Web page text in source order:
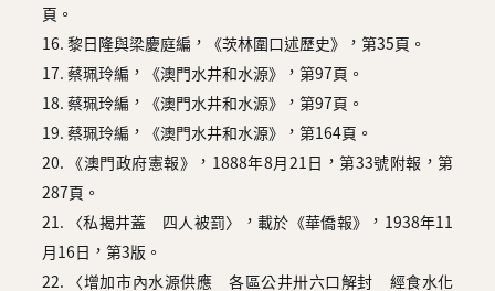
頁。
16. 黎日隆與梁慶庭編，《茨林圍口述歷史》，第35頁。
17. 蔡珮玲編，《澳門水井和水源》，第97頁。
18. 蔡珮玲編，《澳門水井和水源》，第97頁。
19. 蔡珮玲編，《澳門水井和水源》，第164頁。
20. 《澳門政府憲報》，1888年8月21日，第33號附報，第
287頁。
21. 〈私揭井蓋 四人被罰〉，載於《華僑報》，1938年11
月16日，第3版。
22. 〈增加市內水源供應 各區公井卅六口解封 經食水化